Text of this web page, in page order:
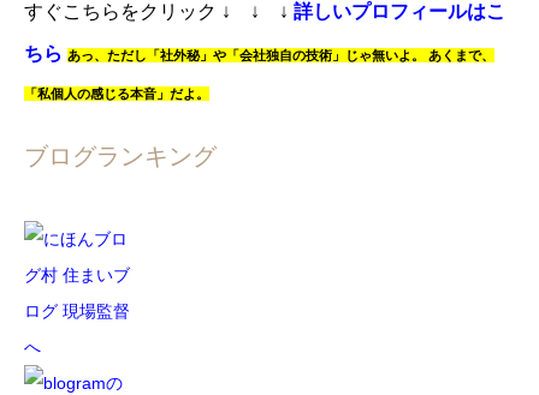
すぐこちらをクリック ↓ ↓ ↓ 詳しいプロフィールはこ
ちら あっ、 ただし「社外秘」や「会社独自の技術」じゃ無いよ。 あくまで、
「私個人の感じる本音」だよ。
ブログランキング